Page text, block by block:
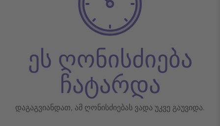
ეს ღონისძიება
ჩატარდა
დაგაგვიანდათ, ამ ღონისძიებას ვადა უკვე გაუვიდა.